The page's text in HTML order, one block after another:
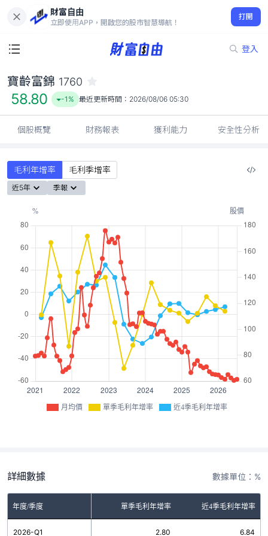
財富自由
立即使用APP，開啟您的股市智慧導航！
打開
登入
58.80
-1%
寶齡富錦 1760
58.80 -1% 最近更新時間： 2026/08/06 05:30
個股概覽 財務報表 獲利能力 安全性分析
毛利年增率 毛利季增率
近5年 季報
月均價 單季毛利年增率 近4季毛利年增率
詳細數據 數據單位：%
年度/季度 單季毛利年增率 近4季毛利年增率
2026-Q1 2.80 6.84